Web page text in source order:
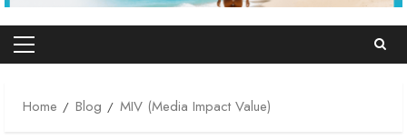
Primary
Home
Blog MIV (Media Impact Value)